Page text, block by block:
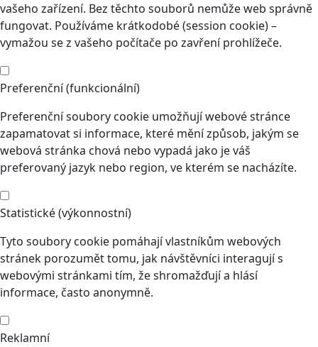
vašeho zařízení. Bez těchto souborů nemůže web správně
fungovat. Používáme krátkodobé (session cookie) –
vymažou se z vašeho počítače po zavření prohlížeče.
Preferenční (funkcionální)
Preferenční soubory cookie umožňují webové stránce
zapamatovat si informace, které mění způsob, jakým se
webová stránka chová nebo vypadá jako je váš
preferovaný jazyk nebo region, ve kterém se nacházíte.
Statistické (výkonnostní)
Tyto soubory cookie pomáhají vlastníkům webových
stránek porozumět tomu, jak návštěvníci interagují s
webovými stránkami tím, že shromažďují a hlásí
informace, často anonymně.
Reklamní